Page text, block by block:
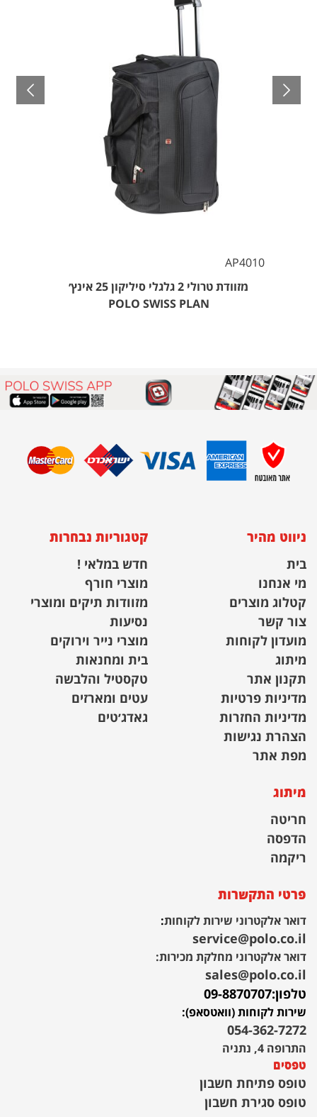
AP4010
מזוודת טרולי 2 גלגלי סיליקון 25 אינץ׳
POLO SWISS PLAN
ניווט מהיר
בית
מי אנחנו
קטלוג מוצרים
צור קשר
מועדון לקוחות
מיתוג
תקנון אתר
מדיניות פרטיות
מדיניות החזרות
הצהרת נגישות
מפת אתר
קטגוריות נבחרות
חדש במלאי !
מוצרי חורף
מזוודות תיקים ומוצרי
נסיעות
מוצרי נייר וירוקים
בית ומחנאות
טקסטיל והלבשה
עטים ומארזים
גאדג׳טים
מיתוג
חריטה
הדפסה
ריקמה
פרטי התקשרות
דואר אלקטרוני שירות לקוחות:
service@polo.co.il
דואר אלקטרוני מחלקת מכירות:
sales@polo.co.il
טלפון:09-8870707
שירות לקוחות (וואטסאפ):
054-362-7272
התרופה 4, נתניה
טפסים
טופס פתיחת חשבון
טופס סגירת חשבון